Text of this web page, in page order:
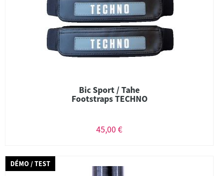
Bic Sport / Tahe
Footstraps TECHNO
45,00 €
DÉMO / TEST